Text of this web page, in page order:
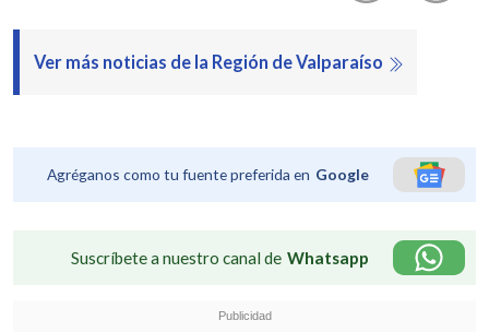
Ver más noticias de la Región de Valparaíso
Agréganos como tu fuente preferida en Google
Suscríbete a nuestro canal de Whatsapp